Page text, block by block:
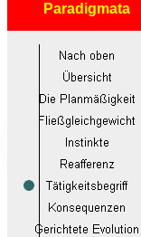
Paradigmata